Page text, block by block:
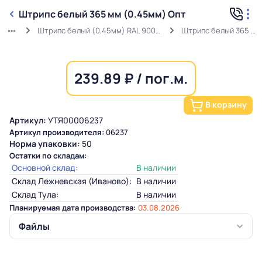
Штрипс белый 365 мм (0.45мм) Опт
Штрипс белый (0,45мм) RAL 9003 ГОСТ в защитной пленке Штрипс белый 365 мм (0.45мм) Опт
239.89 ₽ / пог.м.
В корзину
Артикул: УТЯ00006237
Артикул производителя: 06237
Норма упаковки: 50
Остатки по складам:
Основной склад:
В наличии
Склад Лежневская (Иваново): В наличии
Склад Тула:
В наличии
Планируемая дата производства: 03.08.2026
Файлы